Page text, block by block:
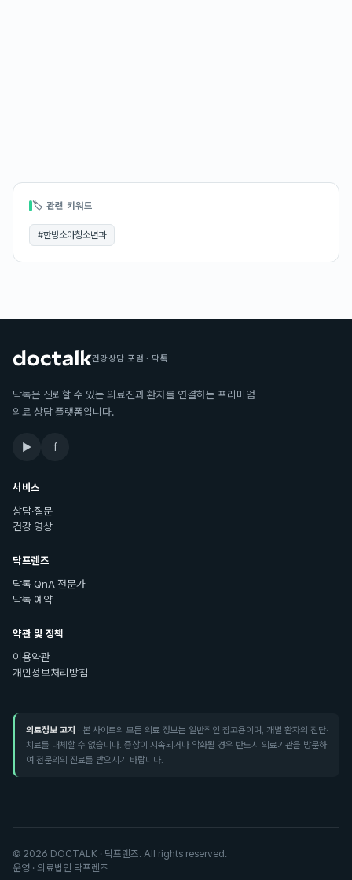
🏷 관련 키워드
#한방소아청소년과
건강상담 포럼 · 닥톡
닥톡은 신뢰할 수 있는 의료진과 환자를 연결하는 프리미엄
의료 상담 플랫폼입니다.
▶ f
서비스
상담·질문
건강 영상
닥프렌즈
닥톡 QnA 전문가
닥톡 예약
약관 및 정책
이용약관
개인정보처리방침
의료정보 고지 · 본 사이트의 모든 의료 정보는 일반적인 참고용이며, 개별 환자의 진단·
치료를 대체할 수 없습니다. 증상이 지속되거나 악화될 경우 반드시 의료기관을 방문하
여 전문의의 진료를 받으시기 바랍니다.
© 2026 DOCTALK · 닥프렌즈. All rights reserved.
운영 · 의료법인 닥프렌즈